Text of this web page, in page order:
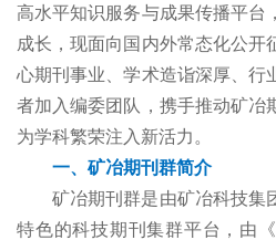
高水平知识服务与成果传播平台
成长，现面向国内外常态化公开
心期刊事业、学术造诣深厚、行
者加入编委团队，携手推动矿冶
为学科繁荣注入新活力。
一、矿冶期刊群简介
矿冶期刊群是由矿冶科技集
特色的科技期刊集群平台，由